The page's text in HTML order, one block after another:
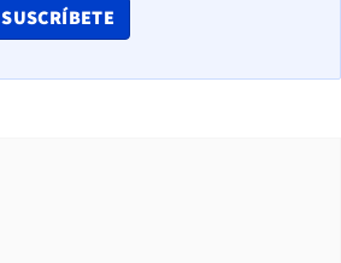
SUSCRÍBETE
OPENS IN NEW WINDOW